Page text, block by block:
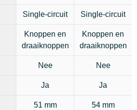
Single-circuit Single-circuit
Knoppen en
draaiknoppen
Knoppen en
draaiknoppen
Nee Nee
Ja Ja
51 mm 54 mm